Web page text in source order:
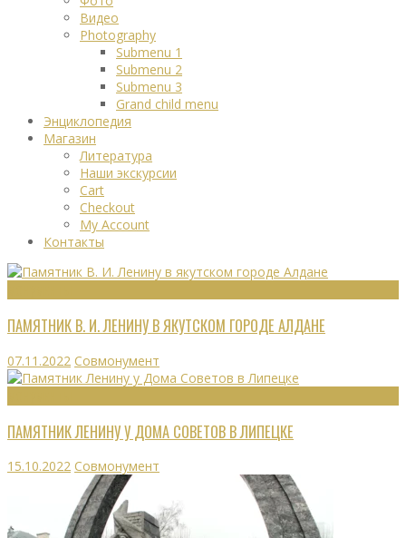
Видео
Photography
Submenu 1
Submenu 2
Submenu 3
Grand child menu
Энциклопедия
Магазин
Литература
Наши экскурсии
Cart
Checkout
My Account
Контакты
ПАМЯТНИК В. И. ЛЕНИНУ В ЯКУТСКОМ ГОРОДЕ АЛДАНЕ
07.11.2022 Совмонумент
ПАМЯТНИК ЛЕНИНУ У ДОМА СОВЕТОВ В ЛИПЕЦКЕ
15.10.2022 Совмонумент